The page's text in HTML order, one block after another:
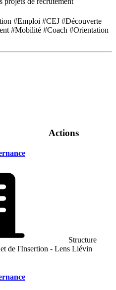
#Emploi #CEJ #Découverte
#Mobilité #Coach #Orientation
Actions
Structure
de l'Insertion - Lens Liévin